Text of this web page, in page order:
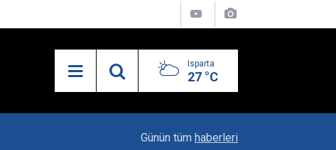
Isparta
27 °C
Isparta'nın Yatırım Dosyası Devletin Zirvesinde
Günün tüm haberleri